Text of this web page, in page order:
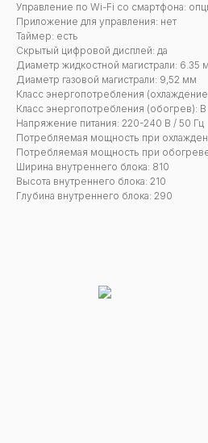
Управление по Wi-Fi со смартфона:
Приложение для управления: нет
Таймер: есть
Скрытый цифровой дисплей: да
Диаметр жидкостной магистрали: 6.35
Диаметр газовой магистрали: 9,52 мм
Класс энергопотребления
Класс энергопотребления (обогрев): B
Напряжение питания: 220-240 В / 50 Гц
Потребляемая мощность при
Потребляемая мощность при
Ширина внутреннего блока: 810
Высота внутреннего блока: 210
Глубина внутреннего блока: 290